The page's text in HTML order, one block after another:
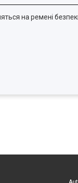
на ремені